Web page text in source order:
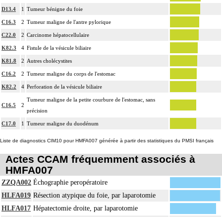
D13.4 1 Tumeur bénigne du foie
C16.3 2 Tumeur maligne de l'antre pylorique
C22.0 2 Carcinome hépatocellulaire
K82.3 4 Fistule de la vésicule biliaire
K81.8 2 Autres cholécystites
C16.2 2 Tumeur maligne du corps de l'estomac
K82.2 4 Perforation de la vésicule biliaire
C16.5 2
Tumeur maligne de la petite courbure de l'estomac, sans
précision
C17.0 1 Tumeur maligne du duodénum
Liste de diagnostics CIM10 pour HMFA007 générée à partir des statistiques du PMSI français
Actes CCAM fréquemment associés à
HMFA007
ZZQA002 Échographie peropératoire
HLFA019 Résection atypique du foie, par laparotomie
HLFA017 Hépatectomie droite, par laparotomie